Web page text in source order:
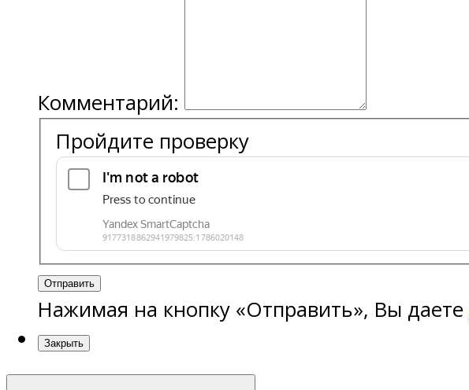
Комментарий:
Пройдите проверку
Отправить
Нажимая на кнопку «Отправить», Вы даете
Закрыть